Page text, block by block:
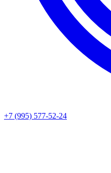
+7 (995) 577-52-24